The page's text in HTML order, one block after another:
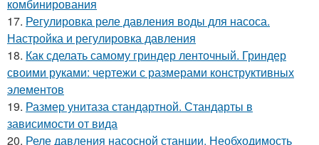
комбинирования
17. Регулировка реле давления воды для насоса.
Настройка и регулировка давления
18. Как сделать самому гриндер ленточный. Гриндер
своими руками: чертежи с размерами конструктивных
элементов
19. Размер унитаза стандартной. Стандарты в
зависимости от вида
20. Реле давления насосной станции. Необходимость